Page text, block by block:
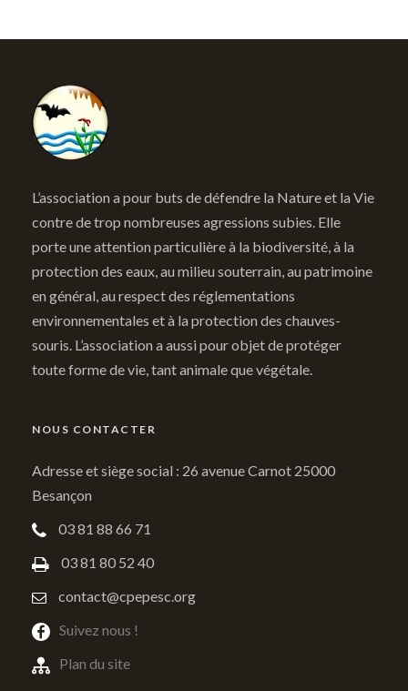
L’association a pour buts de défendre la Nature et la Vie
contre de trop nombreuses agressions subies. Elle
porte une attention particulière à la biodiversité, à la
protection des eaux, au milieu souterrain, au patrimoine
en général, au respect des réglementations
environnementales et à la protection des chauves-
souris. L’association a aussi pour objet de protéger
toute forme de vie, tant animale que végétale.
NOUS CONTACTER
Adresse et siège social : 26 avenue Carnot 25000
Besançon
03 81 88 66 71
03 81 80 52 40
contact@cpepesc.org
Suivez nous !
Plan du site